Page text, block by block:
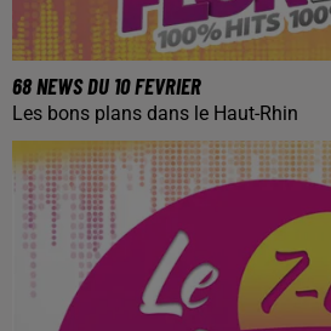
68 NEWS DU 10 FEVRIER
Les bons plans dans le Haut-Rhin